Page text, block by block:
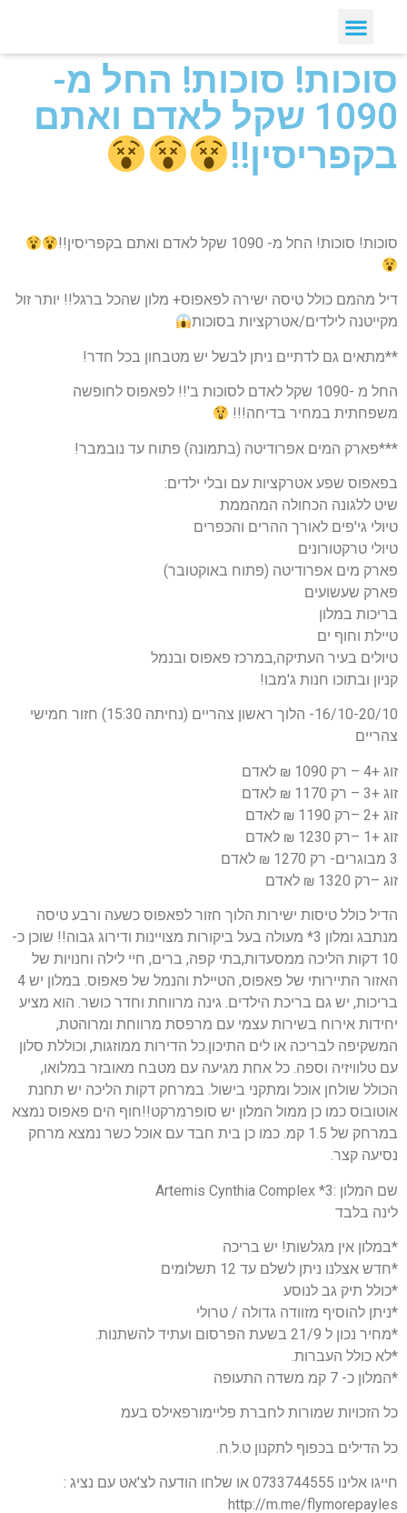
סוכות! סוכות! החל מ-
1090 שקל לאדם ואתם
בקפריסין!!
סוכות! סוכות! החל מ- 1090 שקל לאדם ואתם בקפריסין!!
דיל מהמם כולל טיסה ישירה לפאפוס+ מלון שהכל ברגל!! יותר זול
מקייטנה לילדים/אטרקציות בסוכות
**מתאים גם לדתיים ניתן לבשל יש מטבחון בכל חדר!
החל מ -1090 שקל לאדם לסוכות ב'!! לפאפוס לחופשה
משפחתית במחיר בדיחה!!!
***פארק המים אפרודיטה (בתמונה) פתוח עד נובמבר!
בפאפוס שפע אטרקציות עם ובלי ילדים:
שיט ללגונה הכחולה המהממת
טיולי גי'פים לאורך ההרים והכפרים
טיולי טרקטורונים
פארק מים אפרודיטה (פתוח באוקטובר)
פארק שעשועים
בריכות במלון
טיילת וחוף ים
טיולים בעיר העתיקה,במרכז פאפוס ובנמל
קניון ובתוכו חנות ג'מבו!
16/10-20/10- הלוך ראשון צהריים (נחיתה 15:30) חזור חמישי
צהריים
זוג +4 – רק 1090 ₪ לאדם
זוג +3 – רק 1170 ₪ לאדם
זוג +2 –רק 1190 ₪ לאדם
זוג +1 –רק 1230 ₪ לאדם
3 מבוגרים- רק 1270 ₪ לאדם
זוג –רק 1320 ₪ לאדם
הדיל כולל טיסות ישירות הלוך חזור לפאפוס כשעה ורבע טיסה
מנתבג ומלון 3* מעולה בעל ביקורות מצויינות ודירוג גבוה!! שוכן כ-
10 דקות הליכה ממסעדות,בתי קפה, ברים, חיי לילה וחנויות של
האזור התיירותי של פאפוס, הטיילת והנמל של פאפוס. במלון יש 4
בריכות, יש גם בריכת הילדים. גינה מרווחת וחדר כושר. הוא מציע
יחידות אירוח בשירות עצמי עם מרפסת מרווחת ומרוהטת,
המשקיפה לבריכה או לים התיכון.כל הדירות ממוזגות, וכוללת סלון
עם טלוויזיה וספה. כל אחת מגיעה עם מטבח מאובזר במלואו,
הכולל שולחן אוכל ומתקני בישול. במרחק דקות הליכה יש תחנת
אוטובוס כמו כן ממול המלון יש סופרמרקט!!חוף הים פאפוס נמצא
במרחק של 1.5 קמ. כמו כן בית חבד עם אוכל כשר נמצא מרחק
נסיעה קצר.
שם המלון :3* Artemis Cynthia Complex
לינה בלבד
*במלון אין מגלשות! יש בריכה
*חדש אצלנו ניתן לשלם עד 12 תשלומים
*כולל תיק גב לנוסע
*ניתן להוסיף מזוודה גדולה / טרולי
*מחיר נכון ל 21/9 בשעת הפרסום ועתיד להשתנות.
*לא כולל העברות.
*המלון כ- 7 קמ משדה התעופה
כל הזכויות שמורות לחברת פליימורפאילס בעמ
כל הדילים בכפוף לתקנון ט.ל.ח.
חייגו אלינו 0733744555 או שלחו הודעה לצ'אט עם נציג :
http://m.me/flymorepayles